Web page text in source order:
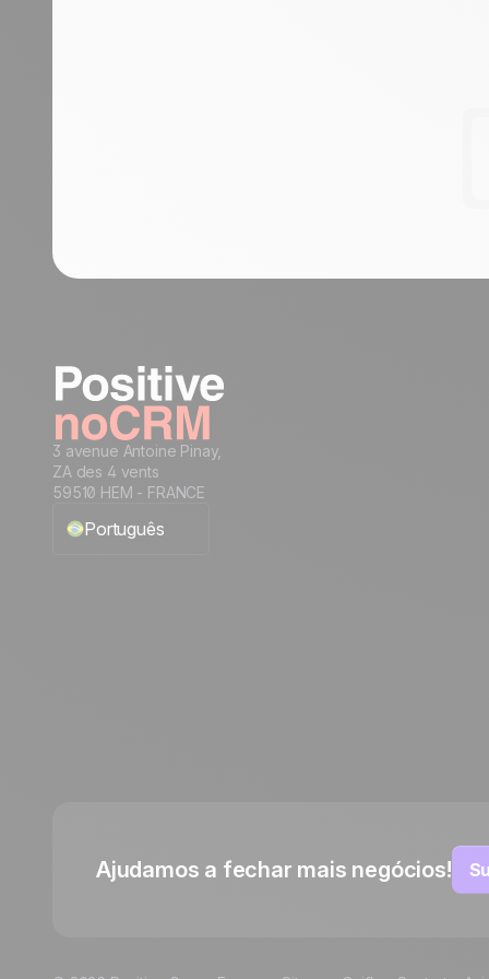
3 avenue Antoine Pinay,
ZA des 4 vents
59510 HEM - FRANCE
Português
Ajudamos a fechar mais negócios!